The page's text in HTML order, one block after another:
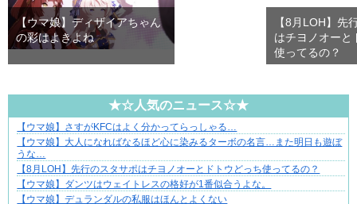
【ウマ娘】ディザイアちゃん
の彩はよきよね
【8月LOH】先
はチヨノオーと
使ってるの？
★☆人気のニュース☆★
不器用な二人が辿り着いた、切なく温かい恋物語
【ウマ娘】さすがKFCはよく分かってらっしゃる…
【ウマ娘】大人になればなるほど心に染みるターボの名言…また明日も遊ぼ
うな…
【8月LOH】先行のスタサポはチヨノオーとドトウどっち使ってるの？
【ウマ娘】ダンツはウェイトレスの格好が1番似合うよな。
【ウマ娘】デュランダルの私服はほんとよくない